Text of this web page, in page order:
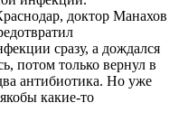
доктор Манахов
сразу, а дождался
потом только вернул в
антибиотика. Но уже
какие-то